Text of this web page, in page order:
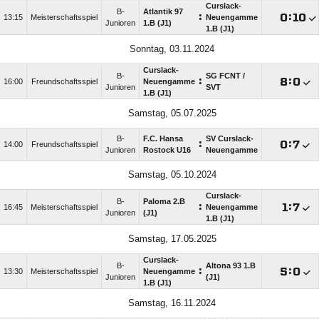
13:15 Meisterschaftsspiel
B-
Junioren
Atlantik 97
1.B (J1)
:
Curslack-
Neuengamme
1.B (J1)
:
Sonntag, 03.11.2024
16:00 Freundschaftsspiel
B-
Junioren
Curslack-
Neuengamme
1.B (J1)
: SG FCNT /​
SVT
:
Samstag, 05.07.2025
14:00 Freundschaftsspiel
B-
Junioren
F.C. Hansa
Rostock U16
: SV Curslack-
Neuengamme
:
Samstag, 05.10.2024
16:45 Meisterschaftsspiel
B-
Junioren
Paloma 2.B
(J1)
:
Curslack-
Neuengamme
1.B (J1)
:
Samstag, 17.05.2025
13:30 Meisterschaftsspiel
B-
Junioren
Curslack-
Neuengamme
1.B (J1)
: Altona 93 1.B
(J1)
:
Samstag, 16.11.2024